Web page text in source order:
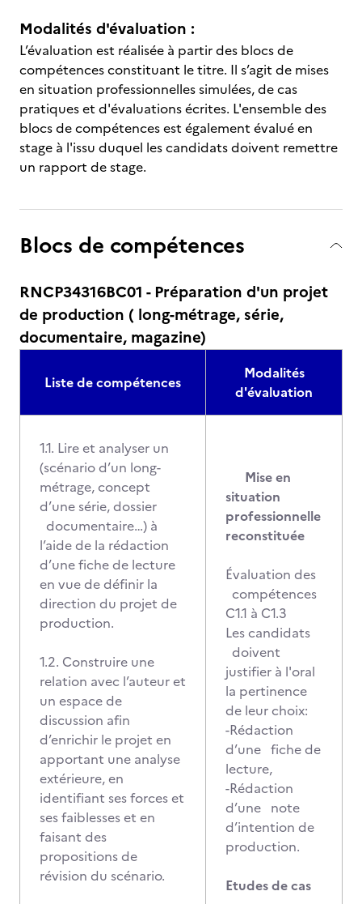
Modalités d'évaluation :
L’évaluation est réalisée à partir des blocs de
compétences constituant le titre. Il s’agit de mises
en situation professionnelles simulées, de cas
pratiques et d'évaluations écrites. L'ensemble des
blocs de compétences est également évalué en
stage à l'issu duquel les candidats doivent remettre
un rapport de stage.
Blocs de compétences
RNCP34316BC01 - Préparation d'un projet
de production ( long-métrage, série,
documentaire, magazine)
Liste de compétences
Modalités
d'évaluation
1.1. Lire et analyser un
(scénario d’un long-
métrage, concept
d’une série, dossier
documentaire…) à
l’aide de la rédaction
d’une fiche de lecture
en vue de définir la
direction du projet de
production.
1.2. Construire une
relation avec l’auteur et
un espace de
discussion afin
d’enrichir le projet en
apportant une analyse
extérieure, en
identifiant ses forces et
ses faiblesses et en
faisant des
propositions de
révision du scénario.
Mise en
situation
professionnelle
reconstituée
Évaluation des
compétences
C1.1 à C1.3
Les candidats
doivent
justifier à l'oral
la pertinence
de leur choix:
-Rédaction
d’une fiche de
lecture,
-Rédaction
d’une note
d’intention de
production.
Etudes de cas